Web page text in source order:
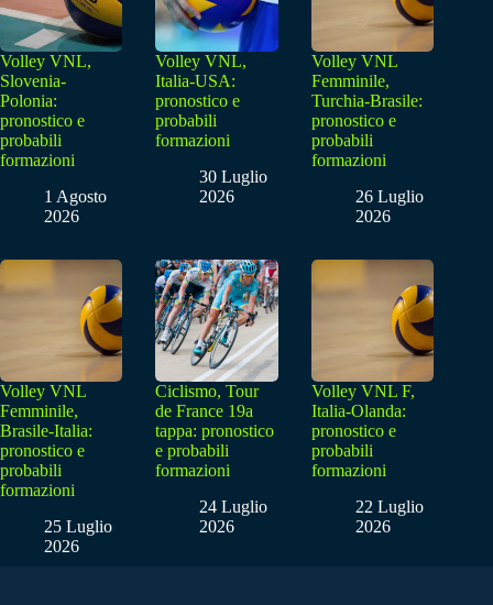
Volley VNL,
Slovenia-
Polonia:
pronostico e
probabili
formazioni
1 Agosto
2026
Volley VNL,
Italia-USA:
pronostico e
probabili
formazioni
30 Luglio
2026
Volley VNL
Femminile,
Turchia-Brasile:
pronostico e
probabili
formazioni
26 Luglio
2026
Volley VNL
Femminile,
Brasile-Italia:
pronostico e
probabili
formazioni
25 Luglio
2026
Ciclismo, Tour
de France 19a
tappa: pronostico
e probabili
formazioni
24 Luglio
2026
Volley VNL F,
Italia-Olanda:
pronostico e
probabili
formazioni
22 Luglio
2026